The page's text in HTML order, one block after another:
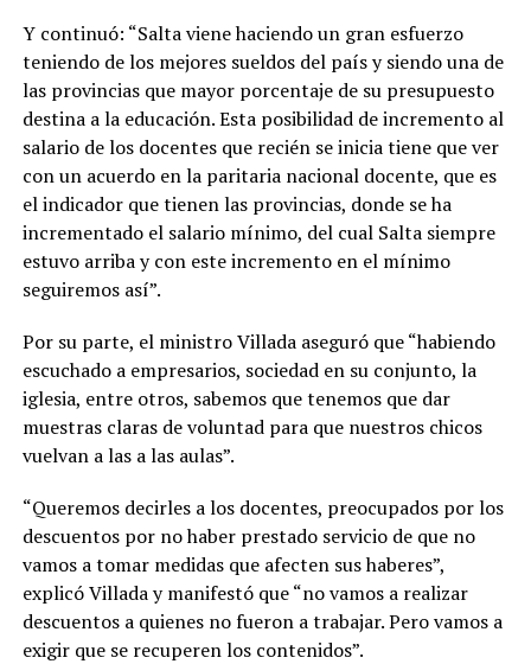
Y continuó: “Salta viene haciendo un gran esfuerzo
teniendo de los mejores sueldos del país y siendo una de
las provincias que mayor porcentaje de su presupuesto
destina a la educación. Esta posibilidad de incremento al
salario de los docentes que recién se inicia tiene que ver
con un acuerdo en la paritaria nacional docente, que es
el indicador que tienen las provincias, donde se ha
incrementado el salario mínimo, del cual Salta siempre
estuvo arriba y con este incremento en el mínimo
seguiremos así”.
Por su parte, el ministro Villada aseguró que “habiendo
escuchado a empresarios, sociedad en su conjunto, la
iglesia, entre otros, sabemos que tenemos que dar
muestras claras de voluntad para que nuestros chicos
vuelvan a las a las aulas”.
“Queremos decirles a los docentes, preocupados por los
descuentos por no haber prestado servicio de que no
vamos a tomar medidas que afecten sus haberes”,
explicó Villada y manifestó que “no vamos a realizar
descuentos a quienes no fueron a trabajar. Pero vamos a
exigir que se recuperen los contenidos”.